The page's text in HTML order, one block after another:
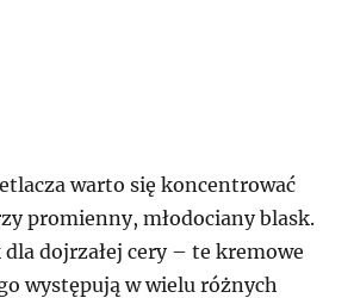
warto się koncentrować
promienny, młodociany blask.
dojrzałej cery – te kremowe
występują w wielu różnych